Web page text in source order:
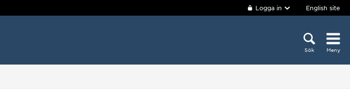
Logga in English site
Sök Meny